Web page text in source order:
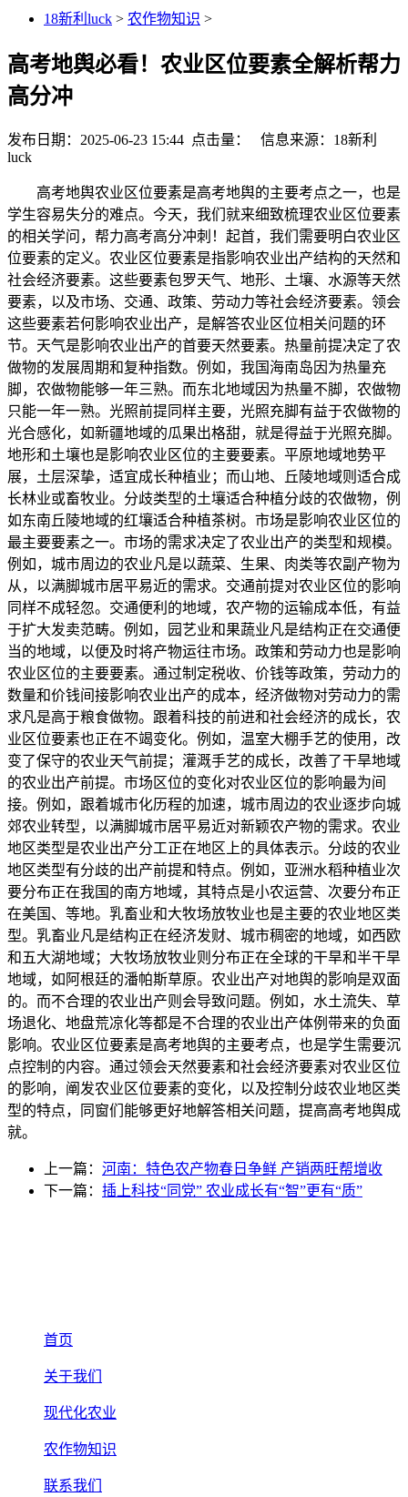
18新利luck > 农作物知识 >
高考地舆必看！农业区位要素全解析帮力
高分冲
发布日期：2025-06-23 15:44 点击量：
信息来源：18新利
luck
高考地舆农业区位要素是高考地舆的主要考点之一，也是
学生容易失分的难点。今天，我们就来细致梳理农业区位要素
的相关学问，帮力高考高分冲刺！起首，我们需要明白农业区
位要素的定义。农业区位要素是指影响农业出产结构的天然和
社会经济要素。这些要素包罗天气、地形、土壤、水源等天然
要素，以及市场、交通、政策、劳动力等社会经济要素。领会
这些要素若何影响农业出产，是解答农业区位相关问题的环
节。天气是影响农业出产的首要天然要素。热量前提决定了农
做物的发展周期和复种指数。例如，我国海南岛因为热量充
脚，农做物能够一年三熟。而东北地域因为热量不脚，农做物
只能一年一熟。光照前提同样主要，光照充脚有益于农做物的
光合感化，如新疆地域的瓜果出格甜，就是得益于光照充脚。
地形和土壤也是影响农业区位的主要要素。平原地域地势平
展，土层深挚，适宜成长种植业；而山地、丘陵地域则适合成
长林业或畜牧业。分歧类型的土壤适合种植分歧的农做物，例
如东南丘陵地域的红壤适合种植茶树。市场是影响农业区位的
最主要要素之一。市场的需求决定了农业出产的类型和规模。
例如，城市周边的农业凡是以蔬菜、生果、肉类等农副产物为
从，以满脚城市居平易近的需求。交通前提对农业区位的影响
同样不成轻忽。交通便利的地域，农产物的运输成本低，有益
于扩大发卖范畴。例如，园艺业和果蔬业凡是结构正在交通便
当的地域，以便及时将产物运往市场。政策和劳动力也是影响
农业区位的主要要素。通过制定税收、价钱等政策，劳动力的
数量和价钱间接影响农业出产的成本，经济做物对劳动力的需
求凡是高于粮食做物。跟着科技的前进和社会经济的成长，农
业区位要素也正在不竭变化。例如，温室大棚手艺的使用，改
变了保守的农业天气前提；灌溉手艺的成长，改善了干旱地域
的农业出产前提。市场区位的变化对农业区位的影响最为间
接。例如，跟着城市化历程的加速，城市周边的农业逐步向城
郊农业转型，以满脚城市居平易近对新颖农产物的需求。农业
地区类型是农业出产分工正在地区上的具体表示。分歧的农业
地区类型有分歧的出产前提和特点。例如，亚洲水稻种植业次
要分布正在我国的南方地域，其特点是小农运营、次要分布正
在美国、等地。乳畜业和大牧场放牧业也是主要的农业地区类
型。乳畜业凡是结构正在经济发财、城市稠密的地域，如西欧
和五大湖地域；大牧场放牧业则分布正在全球的干旱和半干旱
地域，如阿根廷的潘帕斯草原。农业出产对地舆的影响是双面
的。而不合理的农业出产则会导致问题。例如，水土流失、草
场退化、地盘荒凉化等都是不合理的农业出产体例带来的负面
影响。农业区位要素是高考地舆的主要考点，也是学生需要沉
点控制的内容。通过领会天然要素和社会经济要素对农业区位
的影响，阐发农业区位要素的变化，以及控制分歧农业地区类
型的特点，同窗们能够更好地解答相关问题，提高高考地舆成
就。
上一篇： 河南：特色农产物春日争鲜 产销两旺帮增收
下一篇： 插上科技“同党” 农业成长有“智”更有“质”
首页
关于我们
现代化农业
农作物知识
联系我们